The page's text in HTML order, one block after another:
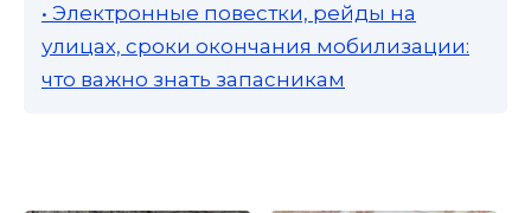
• Электронные повестки, рейды на
улицах, сроки окончания мобилизации:
что важно знать запасникам